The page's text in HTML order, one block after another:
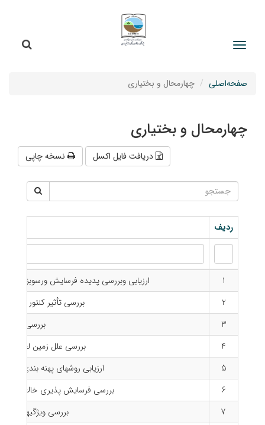
صفحه‌اصلی چهارمحال و بختیاری
چهارمحال و بختیاری
دریافت فایل اکسل نسخه چاپی
ردیف
1
ارزیابی وبررسی پدیده فرسایش ورسوبزائی در
2
بررسی تأثیر كنتور فارو
3
بررسی اثر
4
بررسی علل زمین لغزش
5
ارزیابی روشهای پهنه بندی
6
بررسی فرسایش پذیری خاك درحوزه
7
بررسی ویژگیهای